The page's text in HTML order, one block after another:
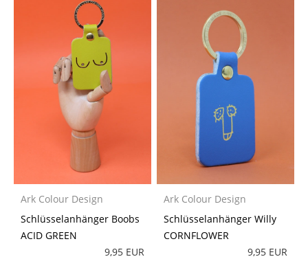
Ark Colour Design
Schlüsselanhänger Boobs
ACID GREEN
9,95 EUR
Ark Colour Design
Schlüsselanhänger Willy
CORNFLOWER
9,95 EUR